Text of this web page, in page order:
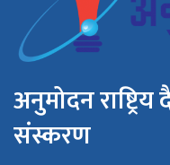
अनुमोदन
संस्करण